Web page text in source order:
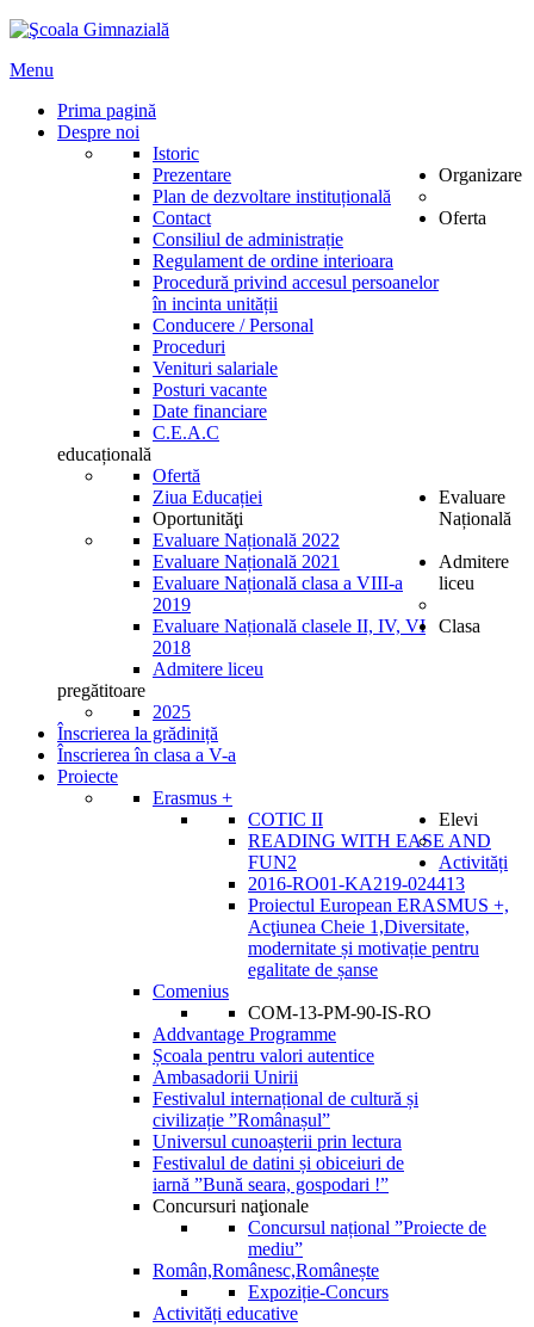
Menu
Prima pagină
Despre noi
Istoric
Prezentare
Plan de dezvoltare instituțională
Contact
Organizare
Consiliul de administrație
Regulament de ordine interioara
Procedură privind accesul persoanelor
în incinta unității
Conducere / Personal
Proceduri
Venituri salariale
Posturi vacante
Date financiare
C.E.A.C
Oferta
educațională
Ofertă
Ziua Educației
Oportunităţi
Evaluare
Națională
Evaluare Națională 2022
Evaluare Națională 2021
Evaluare Națională clasa a VIII-a
2019
Evaluare Națională clasele II, IV, VI
2018
Admitere
liceu
Admitere liceu
Clasa
pregătitoare
2025
Înscrierea la grădiniță
Înscrierea în clasa a V-a
Proiecte
Erasmus +
COTIC II
READING WITH EASE AND
FUN2
2016-RO01-KA219-024413
Proiectul European ERASMUS +,
Acţiunea Cheie 1,Diversitate,
modernitate și motivație pentru
egalitate de șanse
Comenius
COM-13-PM-90-IS-RO
Addvantage Programme
Școala pentru valori autentice
Ambasadorii Unirii
Festivalul internațional de cultură și
civilizație ”Românașul”
Universul cunoașterii prin lectura
Festivalul de datini și obiceiuri de
iarnă ”Bună seara, gospodari !”
Concursuri naţionale
Concursul național ”Proiecte de
mediu”
Român,Românesc,Românește
Expoziție-Concurs
Activități educative
Elevi
Activități